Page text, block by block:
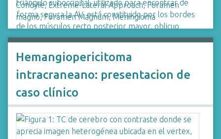
Condyle, Extreme-Lateral Approach,Foramen
magno,Foramen Magnum,Meningioma
Hemangiopericitoma
intracraneano: presentacion de
caso clínico